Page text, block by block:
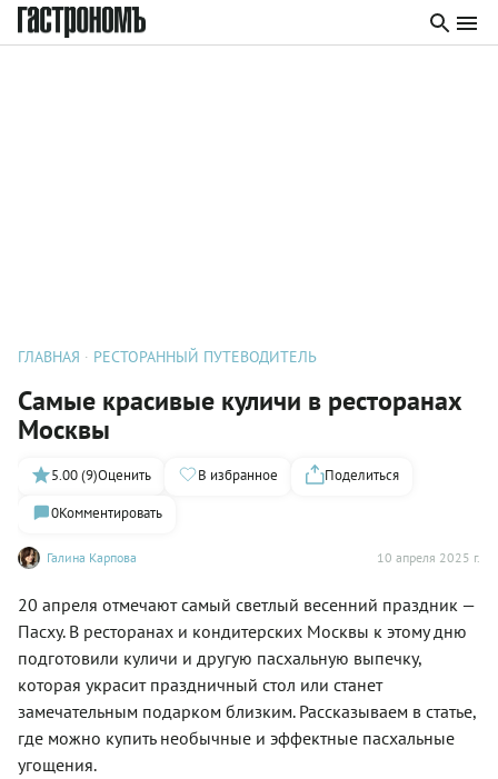
ГЛАВНАЯ РЕСТОРАННЫЙ ПУТЕВОДИТЕЛЬ
Самые красивые куличи в ресторанах
Москвы
Галина Карпова 10 апреля 2025 г.
5.00 (9)Оценить В избранное
Поделиться
0Комментировать
20 апреля отмечают самый светлый весенний праздник —
Пасху. В ресторанах и кондитерских Москвы к этому дню
подготовили куличи и другую пасхальную выпечку,
которая украсит праздничный стол или станет
замечательным подарком близким. Рассказываем в статье,
где можно купить необычные и эффектные пасхальные
угощения.